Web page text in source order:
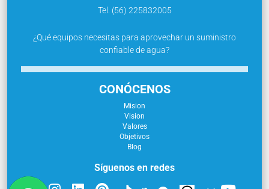
Tel. (56) 225832005
¿Qué equipos necesitas para aprovechar un suministro
confiable de agua?
CONÓCENOS
Mision
Vision
Valores
Objetivos
Blog
Síguenos en redes